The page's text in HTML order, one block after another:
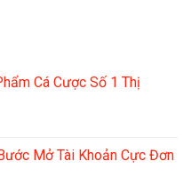
Cá Cược Số 1 Thị
Mở Tài Khoản Cực Đơn